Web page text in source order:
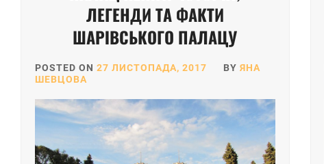
ЛЕГЕНДИ ТА ФАКТИ
ШАРІВСЬКОГО ПАЛАЦУ
POSTED ON 27 ЛИСТОПАДА, 2017 BY ЯНА
ШЕВЦОВА